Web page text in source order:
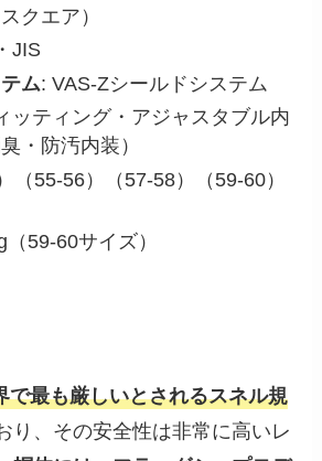
クエア）
JIS
ム: VAS-Zシールドシステム
ッティング・アジャスタブル内
・防汚内装）
（55-56）（57-58）（59-60）
59-60サイズ）
で最も厳しいとされるスネル規
り、その安全性は非常に高いレ